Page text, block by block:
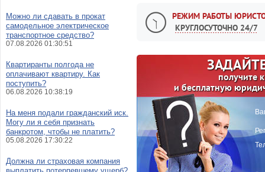
РЕЖИМ РАБОТЫ
КРУГЛОСУТОЧНО 24/7
получите
и бесплатную
Можно ли сдавать в прокат
самодельное электрическое
транспортное средство?
07.08.2026 01:30:51
Квартиранты полгода не
оплачивают квартиру. Как
поступить?
06.08.2026 10:38:19
На меня подали гражданский иск.
Могу ли я себя признать
банкротом, чтобы не платить?
05.08.2026 17:30:22
Должна ли страховая компания